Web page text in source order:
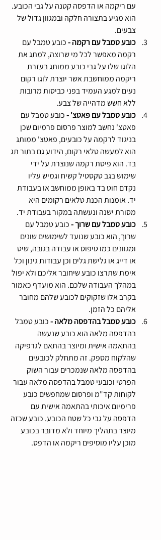
עם ריקמה או הדפסה קטנה על גבי הכובע.
הוא מגיע בתצורה חלקה ובמגוון גדול של
צבעים.
כובע טמבל עם רקמה - כובע טמבל עם
רקמה מאפשר לכל מי שרוצה, למתג את
הלוגו שלו על גבי כובע ממותג בעזרת
ריקמה ממוחשבת אשר יוצרת לוגו רקום
נעים למגע העמיד בפני כביסות מרובות
ללא חשש מדהייה של צבע.
כובע טמבל עם פאטצ' - כובע טמבל עם
פאטצ' נחשב למוצר פרסום פרמיום שכן
בניגוד לרקמה על כובעים, פאטצ' ממותג
הוא למעשה טלאי רקום, הידוע גם בתור תג
בד. הוא פיסת רקמה שנוצרת על ידי
שימוש בגב טקסטיל קשיח וגמיש עליו
נקדם חוט בד באופן ממוחשב או בעבודת
יד. אומנות הכנת טלאים רקומים היא
מסורת ישנה ונעשתה במקור בעבודת יד.
כובע טמבל עם שרוך - כובע טמבל עם
שרוך, הוא כובע שנועד לשימושים שונים
ומגוונים כמו טיפוס או עבודה בגובה, שיט
או דייג או גלישת גלים וכן עבודות גינון וכל
אימת שתרצו כובע שיחובר אליכם ולא יפול
במהלך העבודה שלכם. הוא מועדף כאמור
בקרב אלו שזקוקים לכובע שלהם מחובר
אליהם כל הזמן.
כובע טמבל בהדפסה מלאה - כובע טמבל
בהדפסה מלאה הוא כובע שנעשה
בהתאמה אישית ומיוצר בהתאם לגרפיקה
שהלקוח מספק. זה מתחלק לכובעים
בהדפסה מלאה שנמכרים עבור השוק
הפרטי וכובעי טמבל בהדפסה מלאה עבור
לקוחות קד"מ ופרסום שמחפשים כובע
פרימיום איכותי בהתאמה אישית עם
הדפסה על גבי כל שטח הכובע. כובע שכזה
מיוצר בתהליך מיוחד ולא מדובר בכובע
מוכן עליו מוסיפים ריקמה או הדפס.